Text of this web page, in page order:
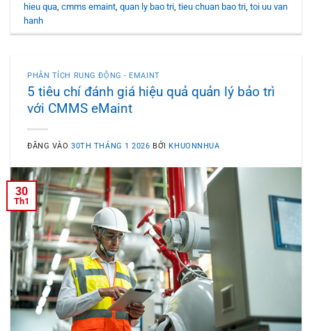
hieu qua ,cmms emaint ,quan ly bao tri ,tieu chuan bao tri ,toi uu van
hanh
PHÂN TÍCH RUNG ĐỘNG - EMAINT
5 tiêu chí đánh giá hiệu quả quản lý bảo trì
với CMMS eMaint
ĐĂNG VÀO30TH THÁNG 1 2026 BỞIKHUONNHUA
30
Th1